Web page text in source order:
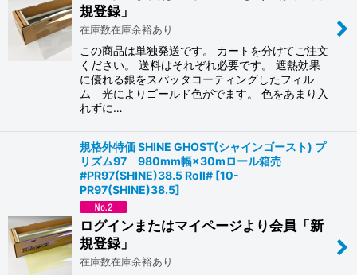
規登録」
在庫数在庫余裕あり
この商品は単独発送です。 カートを分けてご注文
ください。 送料はそれぞれ必要です。 遮熱効果
に優れる銀をスパッタコーティングしたフィル
ム 光によりゴールド色がでます。 色をあまり入
れずに…
規格外特価 SHINE GHOST(シャインゴースト) プ
リズム97 980mm幅×30mロール箱売
#PR97(SHINE)38.5 Roll# [10-
PR97(SHINE)38.5]
ログインまたはマイページより会員「新
規登録」
在庫数在庫余裕あり